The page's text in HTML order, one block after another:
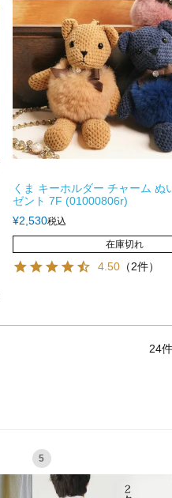
くま キーホルダー チャーム ぬ
ゼント 7F (01000806r)
¥2,530税込
在庫切れ
4.50 （2件）
24
5